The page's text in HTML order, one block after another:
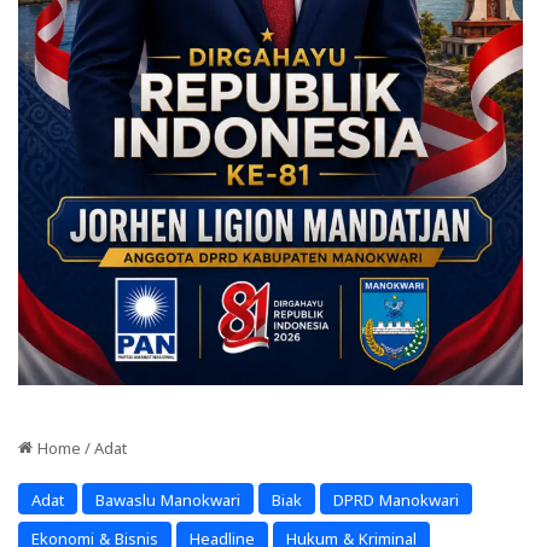
Home / Adat
Adat Bawaslu Manokwari Biak DPRD Manokwari
Ekonomi & Bisnis Headline Hukum & Kriminal